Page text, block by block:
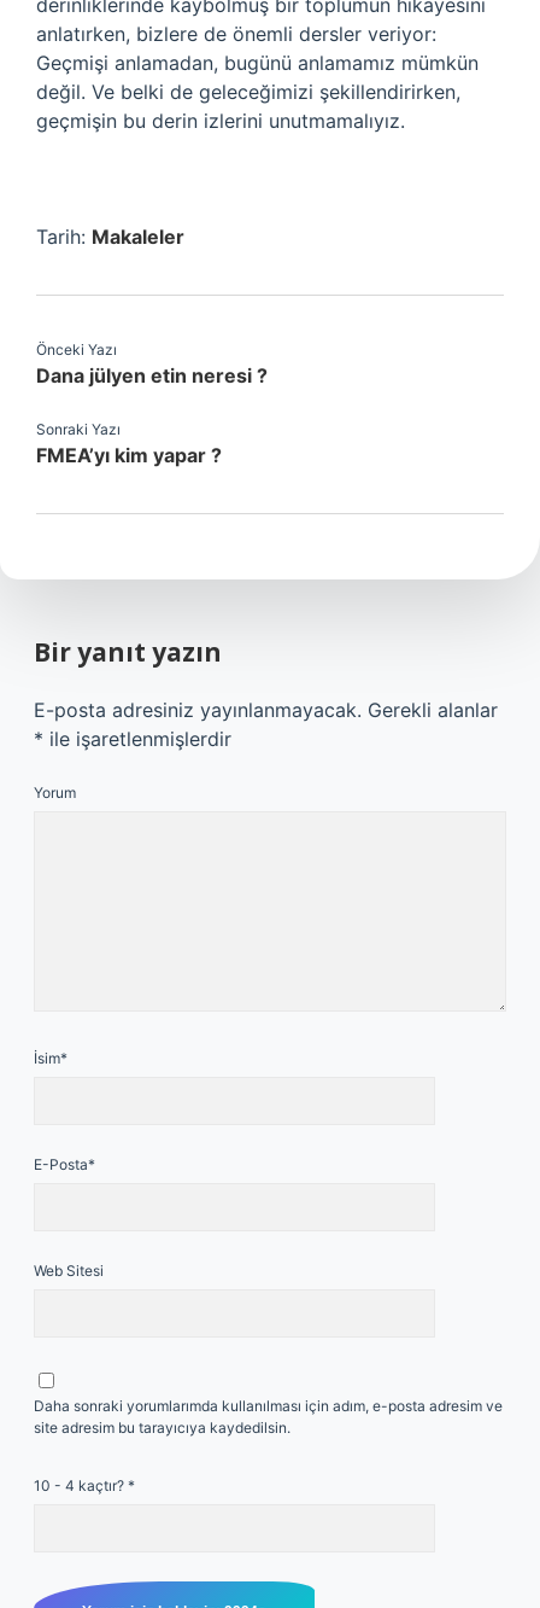
derinliklerinde kaybolmuş bir toplumun hikayesini
anlatırken, bizlere de önemli dersler veriyor:
Geçmişi anlamadan, bugünü anlamamız mümkün
değil. Ve belki de geleceğimizi şekillendirirken,
geçmişin bu derin izlerini unutmamalıyız.
Tarih: Makaleler
Önceki Yazı
Dana jülyen etin neresi ?
Sonraki Yazı
FMEA’yı kim yapar ?
Bir yanıt yazın
E-posta adresiniz yayınlanmayacak. Gerekli alanlar
* ile işaretlenmişlerdir
Yorum
İsim*
E-Posta*
Web Sitesi
Daha sonraki yorumlarımda kullanılması için adım, e-posta adresim ve
site adresim bu tarayıcıya kaydedilsin.
10 - 4 kaçtır? *